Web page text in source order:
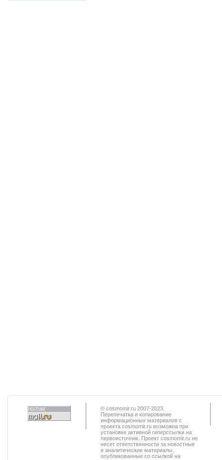
© cosmomir.ru 2007-2023.
Перепечатка и копирование
информационных материалов с
проекта cosmomir.ru возможна при
установке активной гиперссылки на
первоисточник. Проект cosmomir.ru не
несет ответственности за новостные
и аналитические материалы,
опубликованные со ссылкой на